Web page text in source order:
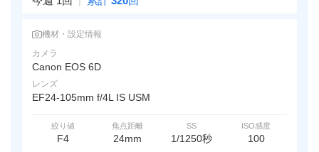
機材・設定情報
カメラ
Canon EOS 6D
レンズ
EF24-105mm f/4L IS USM
絞り値
F4
焦点距離
24mm
SS
1/1250秒
ISO感度
100